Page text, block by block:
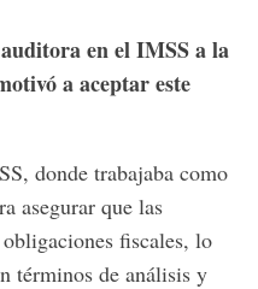
en el IMSS a la
a aceptar este
donde trabajaba como
asegurar que las
fiscales, lo
términos de análisis y